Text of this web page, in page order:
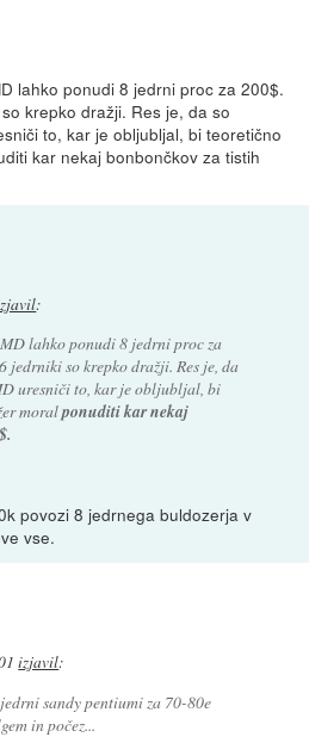
lahko ponudi 8 jedrni proc za 200$.
krepko dražji. Res je, da so
to, kar je obljubljal, bi teoretično
kar nekaj bonbončkov za tistih
:
lahko ponudi 8 jedrni proc za
jedrniki so krepko dražji. Res je, da
uresniči to, kar je obljubljal, bi
moralponuditi kar nekaj
povozi 8 jedrnega buldozerja v
vse.
izjavil:
sandy pentiumi za 70-80e
in počez...